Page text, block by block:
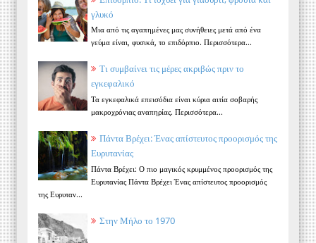
γλυκό
Μια από τις αγαπημένες μας συνήθειες μετά από ένα
γεύμα είναι, φυσικά, το επιδόρπιο. Περισσότερα...
Τι συμβαίνει τις μέρες ακριβώς πριν το
εγκεφαλικό
Τα εγκεφαλικά επεισόδια είναι κύρια αιτία σοβαρής
μακροχρόνιας αναπηρίας. Περισσότερα...
Πάντα Βρέχει: Ένας απίστευτος προορισμός της
Ευρυτανίας
Πάντα Βρέχει: Ο πιο μαγικός κρυμμένος προορισμός της
Ευρυτανίας Πάντα Βρέχει Ένας απίστευτος προορισμός
της Ευρυταν...
Στην Μήλο το 1970